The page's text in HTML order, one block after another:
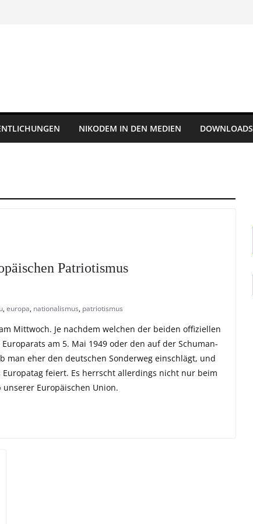
NIKODEM IN DEN MEDIEN DOWNLOADS
Patriotismus
,europa, nationalismus, patriotismus
Mittwoch. Je nachdem welchen der beiden offiziellen
am 5. Mai 1949 oder den auf der Schuman-
man eher den deutschen Sonderweg einschlägt, und
feiert. Es herrscht allerdings nicht nur beim
Europäischen Union.